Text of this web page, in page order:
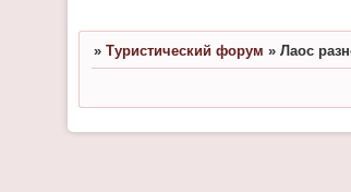
» Туристический форум » Лаос